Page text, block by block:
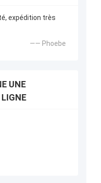
expédition très
—— Phoebe
UNE